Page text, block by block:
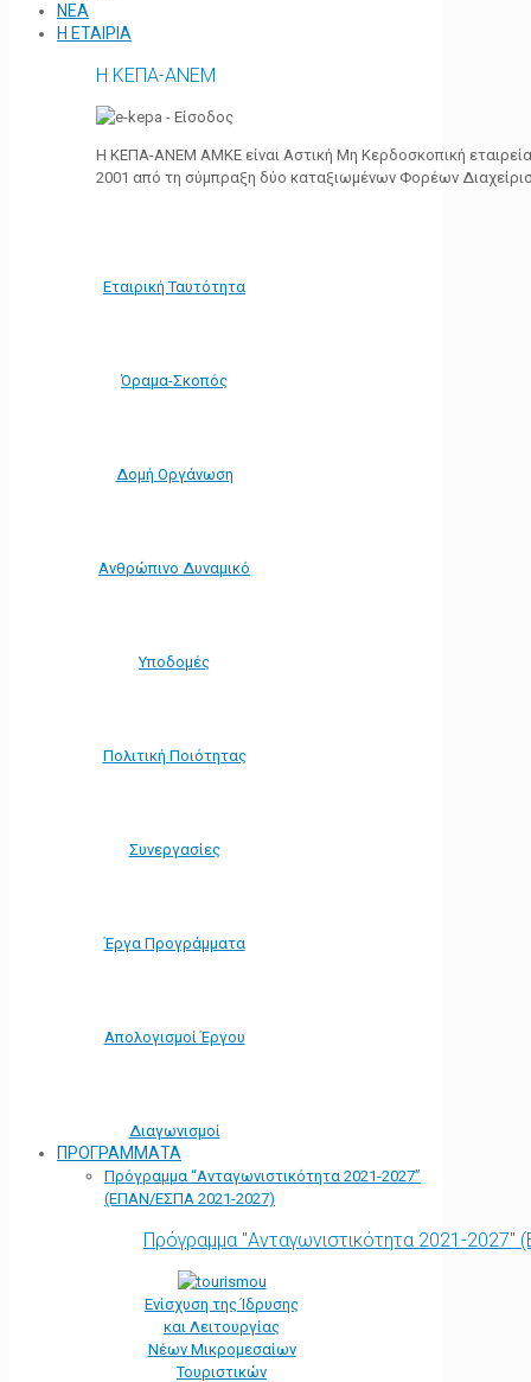
ΝΕΑ
Η ΕΤΑΙΡΙΑ
Η ΚΕΠΑ-ΑΝΕΜ
Η ΚΕΠΑ-ΑΝΕΜ ΑΜΚΕ είναι Αστική Μη Κερδοσκοπική
2001 από τη σύμπραξη δύο καταξιωμένων Φορέων
Εταιρική Ταυτότητα
Όραμα-Σκοπός
Δομή Οργάνωση
Ανθρώπινο Δυναμικό
Υποδομές
Πολιτική Ποιότητας
Συνεργασίες
Έργα Προγράμματα
Απολογισμοί Έργου
Διαγωνισμοί
ΠΡΟΓΡΑΜΜΑΤΑ
Πρόγραμμα “Ανταγωνιστικότητα 2021-2027”
(ΕΠΑΝ/ΕΣΠΑ 2021-2027)
Πρόγραμμα "Ανταγωνιστικότητα 2021-
Ενίσχυση της Ίδρυσης
και Λειτουργίας
Νέων Μικρομεσαίων
Τουριστικών